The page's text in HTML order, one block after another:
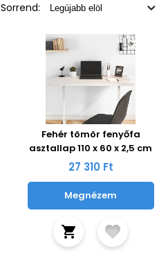
Sorrend:
Fehér tömör fenyőfa
asztallap 110 x 60 x 2,5 cm
27 310 Ft
Megnézem